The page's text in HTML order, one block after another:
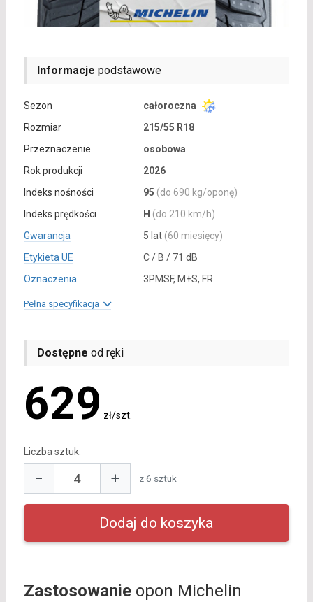
Informacje podstawowe
Sezon
całoroczna
Rozmiar
215/55 R18
Przeznaczenie
osobowa
Rok produkcji
2026
Indeks nośności
95 (do 690 kg/oponę)
Indeks prędkości
H (do 210 km/h)
Gwarancja
5 lat (60 miesięcy)
Etykieta UE
C / B / 71 dB
Oznaczenia
3PMSF, M+S, FR
Pełna specyfikacja
Dostępne od ręki
629 zł/szt.
Liczba sztuk:
− + z 6 sztuk
Zastosowanieopon Michelin